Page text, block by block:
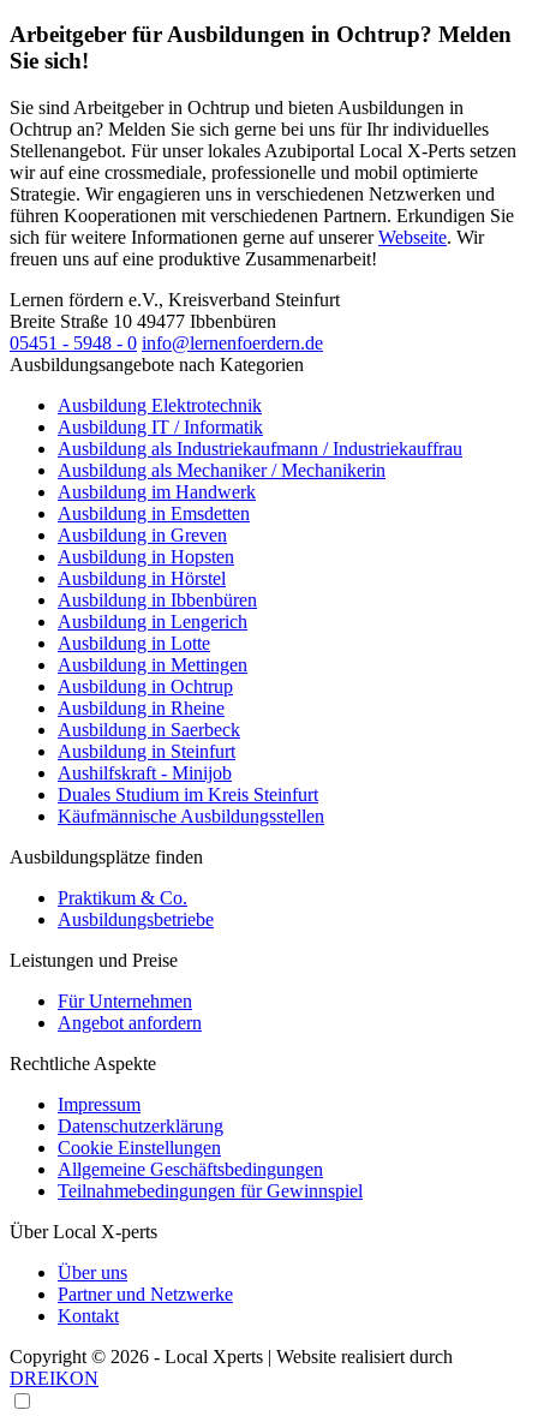
Arbeitgeber für Ausbildungen in Ochtrup? Melden
Sie sich!
Sie sind Arbeitgeber in Ochtrup und bieten Ausbildungen in
Ochtrup an? Melden Sie sich gerne bei uns für Ihr individuelles
Stellenangebot. Für unser lokales Azubiportal Local X-Perts setzen
wir auf eine crossmediale, professionelle und mobil optimierte
Strategie. Wir engagieren uns in verschiedenen Netzwerken und
führen Kooperationen mit verschiedenen Partnern. Erkundigen Sie
sich für weitere Informationen gerne auf unsererWebseite. Wir
freuen uns auf eine produktive Zusammenarbeit!
Lernen fördern e.V., Kreisverband Steinfurt
Breite Straße 10 49477 Ibbenbüren
05451 - 5948 - 0 info@lernenfoerdern.de
Ausbildungsangebote nach Kategorien
Ausbildung Elektrotechnik
Ausbildung IT / Informatik
Ausbildung als Industriekaufmann / Industriekauffrau
Ausbildung als Mechaniker / Mechanikerin
Ausbildung im Handwerk
Ausbildung in Emsdetten
Ausbildung in Greven
Ausbildung in Hopsten
Ausbildung in Hörstel
Ausbildung in Ibbenbüren
Ausbildung in Lengerich
Ausbildung in Lotte
Ausbildung in Mettingen
Ausbildung in Ochtrup
Ausbildung in Rheine
Ausbildung in Saerbeck
Ausbildung in Steinfurt
Aushilfskraft - Minijob
Duales Studium im Kreis Steinfurt
Käufmännische Ausbildungsstellen
Ausbildungsplätze finden
Praktikum & Co.
Ausbildungsbetriebe
Leistungen und Preise
Für Unternehmen
Angebot anfordern
Rechtliche Aspekte
Impressum
Datenschutzerklärung
Cookie Einstellungen
Allgemeine Geschäftsbedingungen
Teilnahmebedingungen für Gewinnspiel
Über Local X-perts
Über uns
Partner und Netzwerke
Kontakt
Copyright © 2026 - Local Xperts | Website realisiert durch
DREIKON